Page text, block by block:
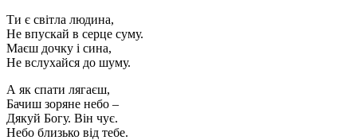
Ти є світла людина,
Не впускай в серце суму.
Маєш дочку і сина,
Не вслухайся до шуму.
А як спати лягаєш,
Бачиш зоряне небо –
Дякуй Богу. Він чує.
Небо близько від тебе.